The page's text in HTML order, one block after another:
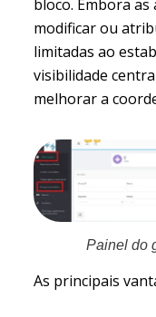
bloco. Embora
modificar ou
limitadas ao
visibilidade
melhorar a
Painel do
As principais